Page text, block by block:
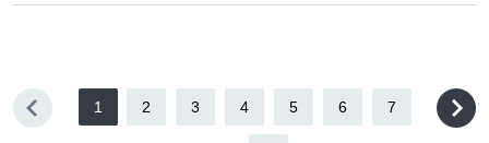
1 2 3 4 5 6 7